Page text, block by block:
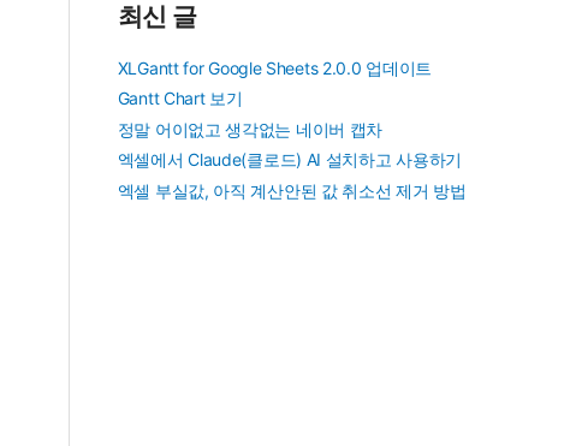
최신 글
XLGantt for Google Sheets 2.0.0 업데이트
Gantt Chart 보기
정말 어이없고 생각없는 네이버 캡차
엑셀에서 Claude(클로드) AI 설치하고 사용하기
엑셀 부실값, 아직 계산안된 값 취소선 제거 방법